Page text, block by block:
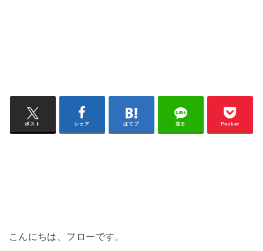
ポスト シェア はてブ 送る Pocket
こんにちは、フローです。